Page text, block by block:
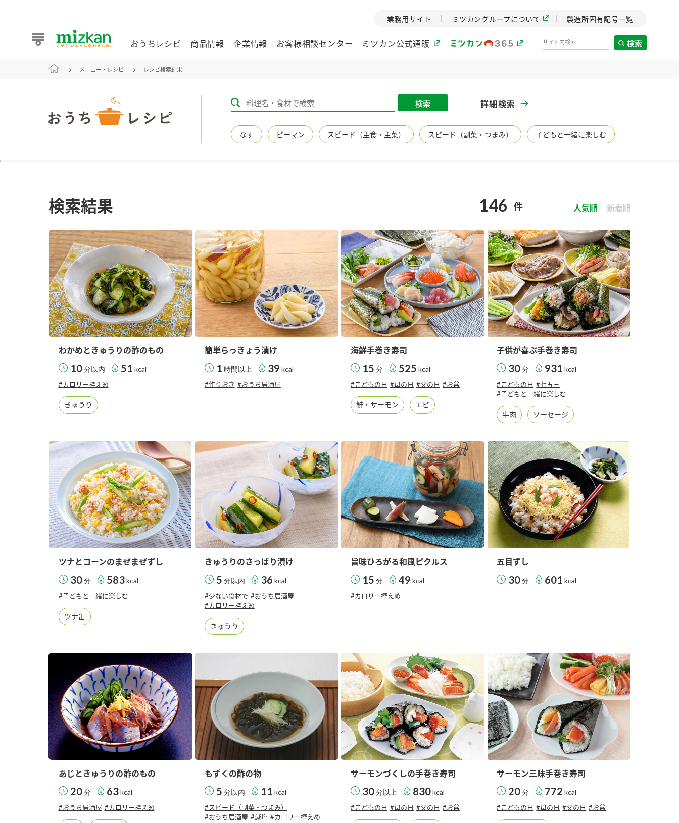
業務用サイト
おうちレシピ
おうちレシピ トップ
商品情報
鍋用調味料 たれ
スープ 中華 クイック調味料 レモン果汁 ふりかけ おすしの素 炊き込みご飯の素 米飯用調味液
納豆
Fibee（ファイビ
くらしプラ酢 カンタン酢 お酢ドリンク 味ぽん ぽん酢
お酢を知ろう！ すしラボ ぽん酢サワー 納豆の豆知識 鍋奉行マニュアル ミツカンのCM
企業情報
企業理念
ミツカングループの企
ミツカンの歴史
創業から現在までのミ
す。
テーマとした社会貢献
活動を行っていまし
た。
植物を可能な限りまる
セプトをご紹介しま
す。
MIM（ミツカンミュ
ージアム）
ミツカンの酢づくりの
歴史などが学べる体験
型博物館です。
各部門が大切にして
いること
「未来ビジョン宣言」
実現に向けた各部門の
取り組みをご紹介しま
す。
おいしさと健康への
取り組み
ミツカンの研究成果と
おいしさと健康に役立
つ情報をご紹介しま
す。
ん酢工房」
お客様相談センター ミツカン公式通販
業務用サイト ミツカングループについて 製造所固有記号一覧
検索
メニュー・レシピ レシピ検索結果
検索 詳細検索
なす ピーマン スピード（主食・主菜） スピード（副菜・つまみ） 子どもと一緒に楽しむ
検索結果 146 件 人気順 新着順
わかめときゅうりの酢のもの
10分以内 51 kcal
#カロリー控えめ
きゅうり
簡単らっきょう漬け
1 時間以上 39 kcal
#作りおき #おうち居酒屋
海鮮手巻き寿司
15 分 525 kcal
#こどもの日 #母の日 #父の日 #お盆
鮭・サーモン エビ
子供が喜ぶ手巻き寿司
30分 931 kcal
#こどもの日 #七五三
#子どもと一緒に楽しむ
牛肉 ソーセージ
ツナとコーンのまぜまぜずし
30分 583 kcal
#子どもと一緒に楽しむ
ツナ缶
きゅうりのさっぱり漬け
5 分以内 36 kcal
#少ない食材で #おうち居酒屋
#カロリー控えめ
きゅうり
旨味ひろがる和風ピクルス
15 分 49 kcal
#カロリー控えめ
五目ずし
30分 601 kcal
あじときゅうりの酢のもの
20分 63 kcal
#おうち居酒屋 #カロリー控えめ
もずくの酢の物
5 分以内 11 kcal
#スピード（副菜・つまみ）
#おうち居酒屋 #減塩 #カロリー控えめ
サーモンづくしの手巻き寿司
30分以上 830kcal
#こどもの日 #母の日 #父の日 #お盆
サーモン三昧手巻き寿司
20分 772 kcal
#こどもの日 #母の日 #父の日 #お盆